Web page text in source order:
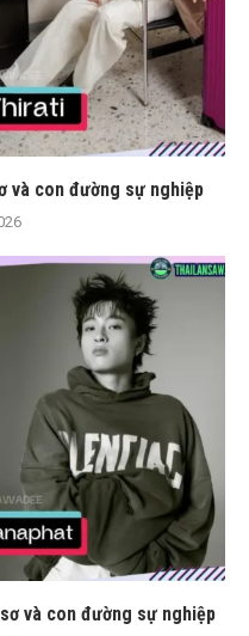
và con đường sự nghiệp
và con đường sự nghiệp